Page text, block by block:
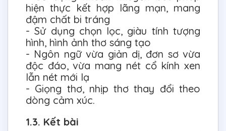
hiện thực kết hợp lãng mạn, mang
đậm chất bi tráng
- Sử dụng chọn lọc, giàu tính tượng
hình, hình ảnh thơ sáng tạo
- Ngôn ngữ vừa giản dị, đơn sơ vừa
độc đáo, vừa mang nét cổ kính xen
lẫn nét mới lạ
- Giọng thơ, nhịp thơ thay đổi theo
dòng cảm xúc.
1.3. Kết bài